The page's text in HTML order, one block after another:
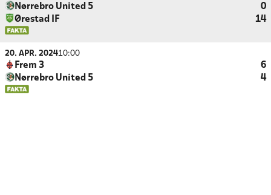
Nørrebro United 5
0
Ørestad IF
14
20. APR. 202410:00
Frem 3
6
Nørrebro United 5
4